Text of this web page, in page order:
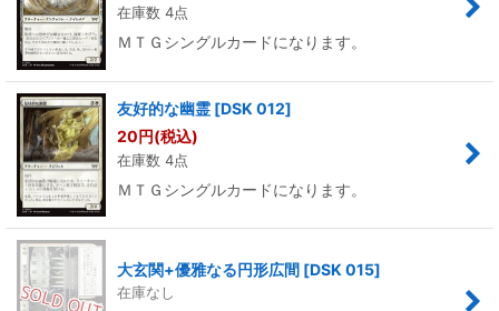
在庫数 4点
ＭＴＧシングルカードになります。
友好的な幽霊 [DSK 012]
20円(税込)
在庫数 4点
ＭＴＧシングルカードになります。
大玄関+優雅なる円形広間 [DSK 015]
在庫なし